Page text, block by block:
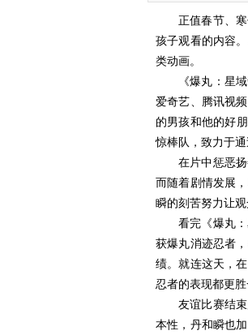
正值春节、
孩子观看的内容
类动画。
《爆丸：星
爱奇艺、腾讯视
的男孩和他的好
惊棒队，致力于
在片中惩恶
而随着剧情发展
瞬的刻苦努力让
看完《爆丸
获爆丸消迹忍者
绩。就连这天，
忍者的表现都更
友谊比赛结
本性，丹和瞬也